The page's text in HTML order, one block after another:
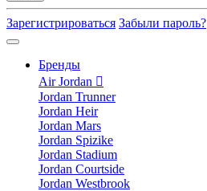
Зарегистрироваться Забыли пароль?
Бренды
Air Jordan
Jordan Trunner
Jordan Heir
Jordan Mars
Jordan Spizike
Jordan Stadium
Jordan Courtside
Jordan Westbrook